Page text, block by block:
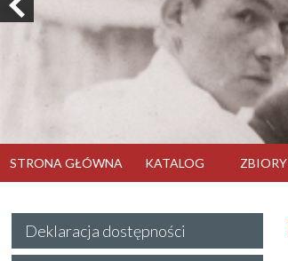
STRONA GŁÓWNA KATALOG ZBIORY
Deklaracja dostępności